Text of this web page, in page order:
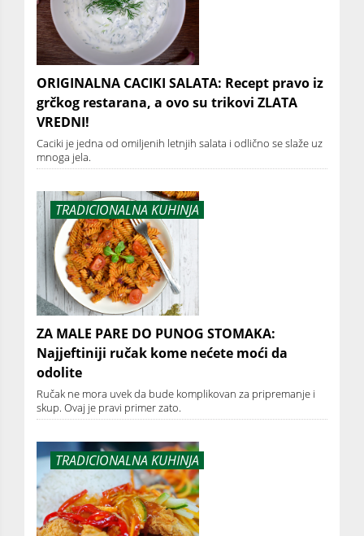
ORIGINALNA CACIKI SALATA: Recept pravo iz
grčkog restarana, a ovo su trikovi ZLATA
VREDNI!
Caciki je jedna od omiljenih letnjih salata i odlično se slaže uz
mnoga jela.
TRADICIONALNA KUHINJA
ZA MALE PARE DO PUNOG STOMAKA:
Najjeftiniji ručak kome nećete moći da
odolite
Ručak ne mora uvek da bude komplikovan za pripremanje i
skup. Ovaj je pravi primer zato.
TRADICIONALNA KUHINJA